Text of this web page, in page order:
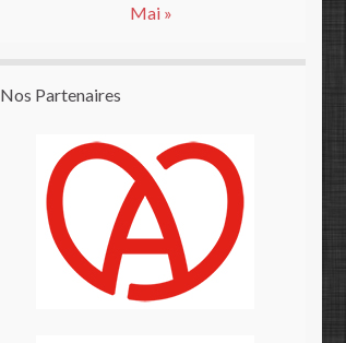
Mai »
Nos Partenaires